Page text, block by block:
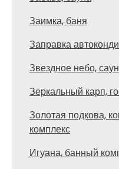
Заимка, баня
Заправка
Звездное небо,
Зеркальный карп,
Золотая подкова,
комплекс
Игуана, банный